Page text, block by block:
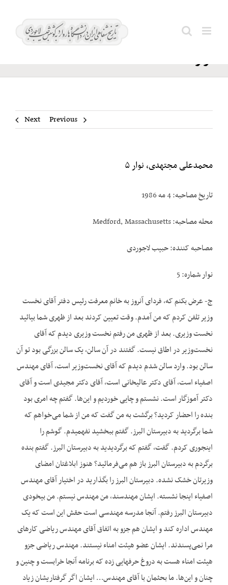
مجتهدی،
نوار ۵
Previous
Next
محمدعلی مجتهدی، نوار ۵
تاریخ مصاحبه: 4 مه 1986
محله مصاحبه: Medford, Massachusetts
مصاحبه کننده: حبیب لاجوردی
نوار شماره: 5
ج- عرض بکنم که، فردای آنروز به خانم معرفت رئیس دفتر آقای نخست
وزیر تلفن کردم که من آمدم. وقت تعیین کردند بعد از ظهری شما بیائید
نخست وزیری. بعد از ظهری من رفتم نخست وزیری دیدم که آقای
نخست‌وزیر در اطاق نیست. گفتند در آن سالن، یک سالن بزرگی بود تو آن
سالن بود. وارد سالن شدم دیدم که آقای نخست‌وزیر است، آقای مهندس
اصفیاء است، آقای دکتر عالیخانی است، آقای دکتر مجیدی است و آقای
دکتر آموزگار است. نشستم و چایی خوردیم و این‌ها. گفتم چه امری بود
بنده را احضار کردید؟ برگشت به من گفت که من از شما می‌خواهم که
شما برگردید به دبیرستان البرز. گفتم ببخشید نفهمیدم. گوشم را
اینجوری کردم. گفت، گفتم که برگردیدید به دبیرستان البرز. گفتم بنده
برگردم به دبیرستان البرز باز هم می‌فرمائید؟ هنوز ابلاغتان امضای
وزیرتان خشک نشده. دبیرستان البرز را بگذارید در اختیار آقای مهندس
اصفیاء اینجا نشسته. ایشان مهندسند، من مهندس نیستم. من بیخودی
دبیرستان البرز رفتم. آنجا مدرسه مهندسی است حقش این است که یک
مهندس اداره کند و ایشان هم جزو به اتفاق آقای مهندس ریاضی کارهای
مرا نمی‌پسندند. ایشان عضو هیئت امناء نیستند. مهندس ریاضی جزو
هیئت امناء هست به دروغ حرفهایی زده که برنامه آنجا خرابست و چنین و
چنان و این‌ها. ما بحثمان با آقای مهندس… ایشان اگر گرفتاریشان زیاد